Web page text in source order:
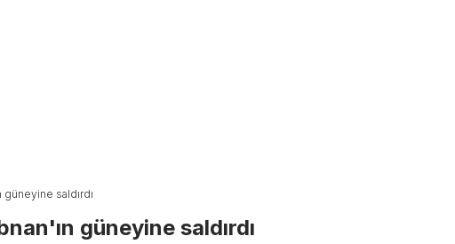
saldırdı
güneyine saldırdı